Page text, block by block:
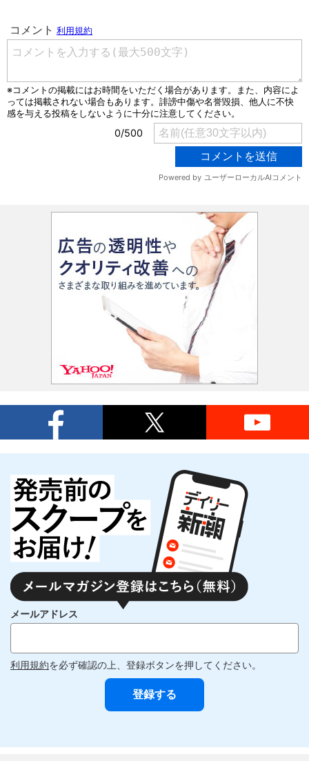
メールアドレス
利用規約を必ず確認の上、登録ボタンを押してください。